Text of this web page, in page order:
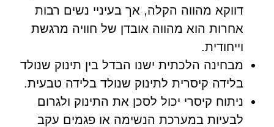
דווקא מהווה הקלה, אך בעיניי נשים רבות
אחרות הוא מהווה אובדן של חוויה מרגשת
וייחודית.
מבחינה הלכתית ישנו הבדל בין תינוק שנולד
בלידה קיסרית לתינוק שנולד בלידה טבעית.
ניתוח קיסרי יכול לסכן את התינוק ולגרום
לבעיות במערכת הנשימה או פגמים עקב